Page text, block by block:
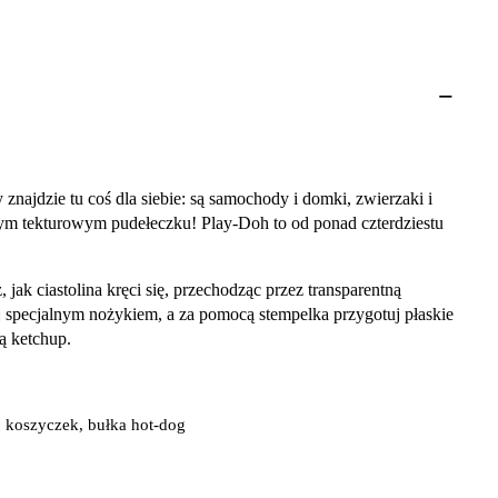
tu coś dla siebie: są samochody i domki, zwierzaki i
tekturowym pudełeczku! Play-Doh to od ponad czterdziestu
ciastolina kręci się, przechodząc przez transparentną
nożykiem, a za pomocą stempelka przygotuj płaskie
ketchup.
bułka hot-dog